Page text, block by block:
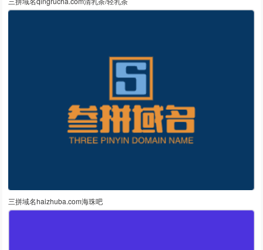
三拼域名haizhuba.com海珠吧